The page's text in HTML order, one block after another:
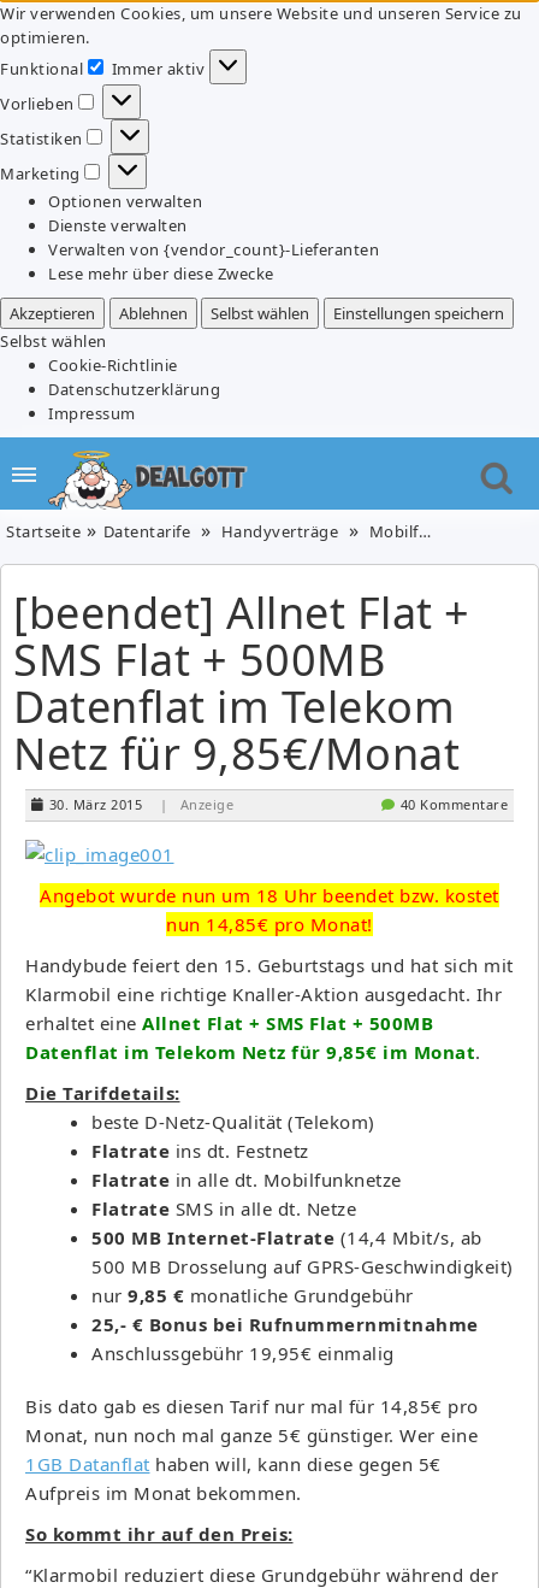
Wir verwenden Cookies, um unsere Website und unseren Service zu
optimieren.
Funktional
Funktional
Immer aktiv
Vorlieben
Vorlieben
Statistiken
Statistiken
Marketing
Marketing
Optionen verwalten
Dienste verwalten
Verwalten von {vendor_count}-Lieferanten
Lese mehr über diese Zwecke
Akzeptieren
Ablehnen Selbst wählen
Einstellungen speichern
Selbst wählen
Cookie-Richtlinie
Datenschutzerklärung
Impressum
Startseite Datentarife Handyverträge Mobilfunk
[beendet] Allnet Flat +
SMS Flat + 500MB
Datenflat im Telekom
Netz für 9,85€/Monat
30. März 2015 | Anzeige 40 Kommentare
Angebot wurde nun um 18 Uhr beendet bzw. kostet
nun 14,85€ pro Monat!
Handybude feiert den 15. Geburtstags und hat sich mit
Klarmobil eine richtige Knaller-Aktion ausgedacht. Ihr
erhaltet eine Allnet Flat + SMS Flat + 500MB
Datenflat im Telekom Netz für 9,85€ im Monat.
Die Tarifdetails:
beste D-Netz-Qualität (Telekom)
Flatrate ins dt. Festnetz
Flatrate in alle dt. Mobilfunknetze
Flatrate SMS in alle dt. Netze
500 MB Internet-Flatrate (14,4 Mbit/s, ab
500 MB Drosselung auf GPRS-Geschwindigkeit)
nur 9,85 € monatliche Grundgebühr
25,- € Bonus bei Rufnummernmitnahme
Anschlussgebühr 19,95€ einmalig
Bis dato gab es diesen Tarif nur mal für 14,85€ pro
Monat, nun noch mal ganze 5€ günstiger. Wer eine
1GB Datanflat haben will, kann diese gegen 5€
Aufpreis im Monat bekommen.
So kommt ihr auf den Preis:
“Klarmobil reduziert diese Grundgebühr während der